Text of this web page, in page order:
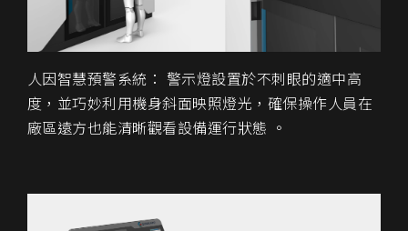
人因智慧預警系統： 警示燈設置於不刺眼的適中高
度，並巧妙利用機身斜面映照燈光，確保操作人員在
廠區遠方也能清晰觀看設備運行狀態 。